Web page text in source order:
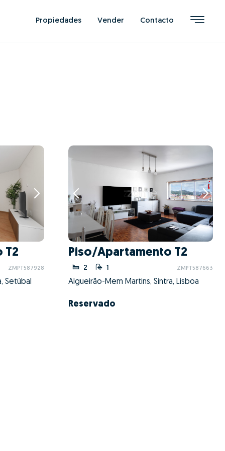
Propiedades Vender Contacto
T2
ZMPT587928
Setúbal
Piso/Apartamento T2
2 1 ZMPT587663
Algueirão-Mem Martins, Sintra, Lisboa
Reservado